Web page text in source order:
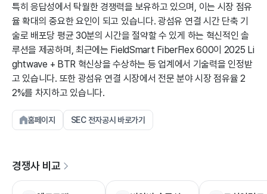
특히 응답성에서 탁월한 경쟁력을 보유하고 있으며, 이는 시장 점유
율 확대의 중요한 요인이 되고 있습니다. 광섬유 연결 시간 단축 기
술로 배포당 평균 30분의 시간을 절약할 수 있게 하는 혁신적인 솔
루션을 제공하며, 최근에는 FieldSmart FiberFlex 600이 2025 Li
ghtwave + BTR 혁신상을 수상하는 등 업계에서 기술력을 인정받
고 있습니다. 또한 광섬유 연결 시장에서 전문 분야 시장 점유율 2
2%를 차지하고 있습니다.
홈페이지 SEC 전자공시 바로가기
경쟁사 비교